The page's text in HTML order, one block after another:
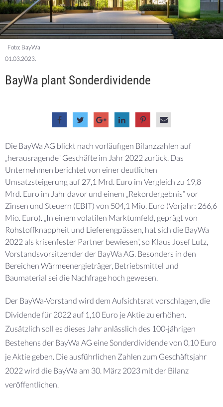
Foto: BayWa
01.03.2023.
BayWa plant Sonderdividende
Die BayWa AG blickt nach vorläufigen Bilanzzahlen auf
„herausragende“ Geschäfte im Jahr 2022 zurück. Das
Unternehmen berichtet von einer deutlichen
Umsatzsteigerung auf 27,1 Mrd. Euro im Vergleich zu 19,8
Mrd. Euro im Jahr davor und einem „Rekordergebnis“ vor
Zinsen und Steuern (EBIT) von 504,1 Mio. Euro (Vorjahr: 266,6
Mio. Euro). „In einem volatilen Marktumfeld, geprägt von
Rohstoffknappheit und Lieferengpässen, hat sich die BayWa
2022 als krisenfester Partner bewiesen“, so Klaus Josef Lutz,
Vorstandsvorsitzender der BayWa AG. Besonders in den
Bereichen Wärmeenergieträger, Betriebsmittel und
Baumaterial sei die Nachfrage hoch gewesen.
Der BayWa-Vorstand wird dem Aufsichtsrat vorschlagen, die
Dividende für 2022 auf 1,10 Euro je Aktie zu erhöhen.
Zusätzlich soll es dieses Jahr anlässlich des 100-jährigen
Bestehens der BayWa AG eine Sonderdividende von 0,10 Euro
je Aktie geben. Die ausführlichen Zahlen zum Geschäftsjahr
2022 wird die BayWa am 30. März 2023 mit der Bilanz
veröffentlichen.